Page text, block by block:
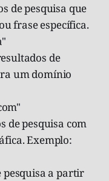
de pesquisa que
frase específica.
de
um domínio
de pesquisa com
Exemplo:
pesquisa a partir